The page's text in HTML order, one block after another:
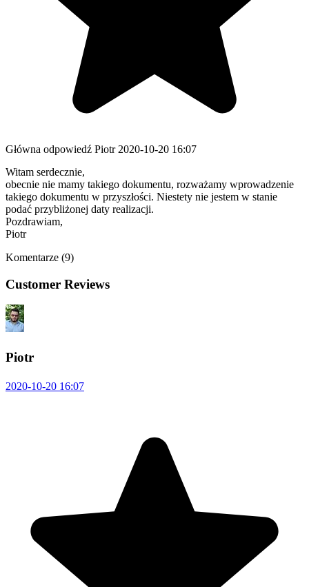
Główna odpowiedź Piotr 2020-10-20 16:07
Witam serdecznie,
obecnie nie mamy takiego dokumentu, rozważamy wprowadzenie
takiego dokumentu w przyszłości. Niestety nie jestem w stanie
podać przybliżonej daty realizacji.
Pozdrawiam,
Piotr
Komentarze (9)
Customer Reviews
Piotr
2020-10-20 16:07